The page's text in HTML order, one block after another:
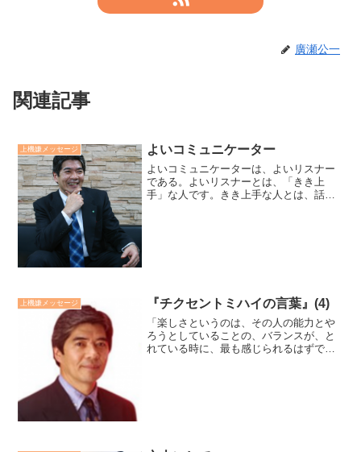
廣瀬公一
関連記事
上機嫌メッセージ よいコミュニケーター
よいコミュニケーターは、よいリスナー
である。よいリスナーとは、「きき上
手」な人です。きき上手な人とは、話し
上機嫌メッセージ 『チクセントミハイの言葉』(4)
「楽しさというのは、その人の能力とや
ろうとしていることの、バランスが、と
れている時に、最も感じられるはずで